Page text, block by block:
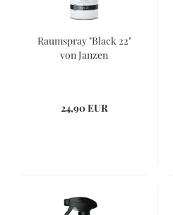
Raumspray "Black 22"
von Janzen
24,90 EUR